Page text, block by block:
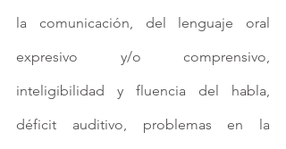
la comunicación, del lenguaje oral
expresivo y/o comprensivo,
inteligibilidad y fluencia del habla,
déficit auditivo, problemas en la